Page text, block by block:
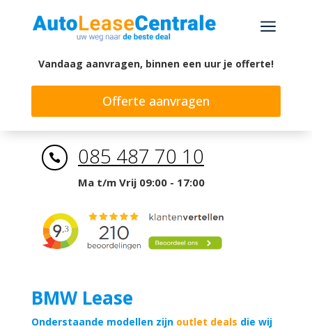
a
Vandaag aanvragen, binnen een uur je offerte!
Offerte aanvragen
 085 487 70 10
Ma t/m Vrij 09:00 - 17:00
BMW Lease
Onderstaande modellen zijn outlet deals die wij